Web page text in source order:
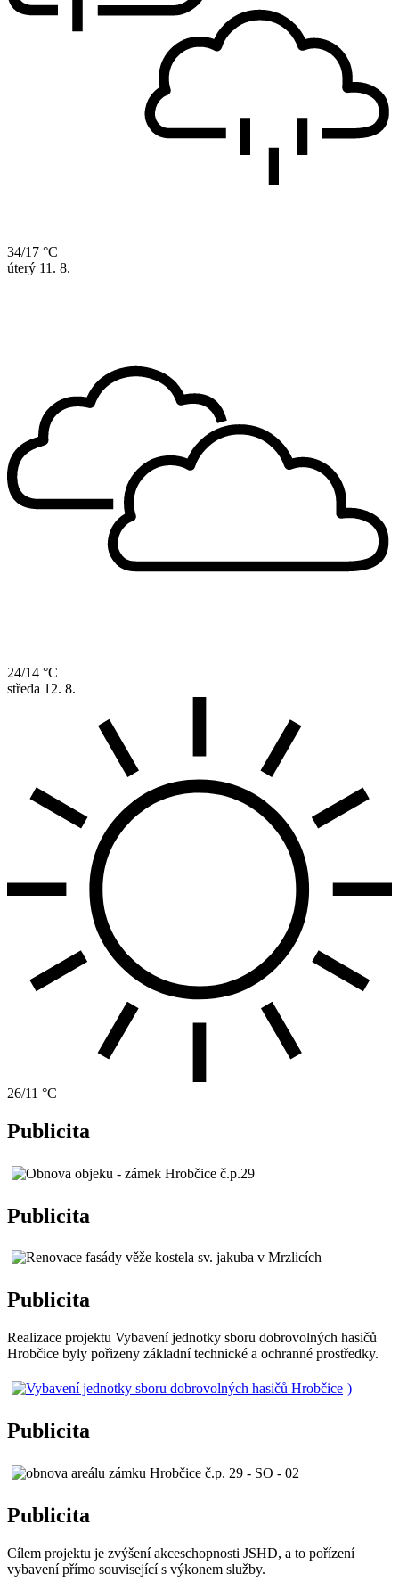
34/17 °C
úterý 11. 8.
24/14 °C
středa 12. 8.
26/11 °C
Publicita
Publicita
Publicita
Realizace projektu Vybavení jednotky sboru dobrovolných hasičů
Hrobčice byly pořizeny základní technické a ochranné prostředky.
)
Publicita
Publicita
Cílem projektu je zvýšení akceschopnosti JSHD, a to pořízení
vybavení přímo související s výkonem služby.